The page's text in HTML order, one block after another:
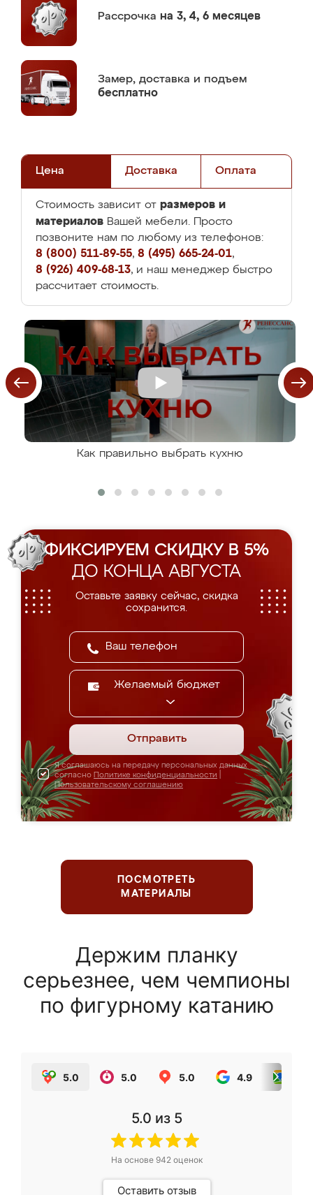
Рассрочка на 3, 4, 6 месяцев
Замер, доставка и подъем
бесплатно
Цена Доставка Оплата
Стоимость зависит от размеров и
материалов Вашей мебели. Просто
позвоните нам по любому из телефонов:
8 (800) 511-89-55, 8 (495) 665-24-01,
8 (926) 409-68-13, и наш менеджер быстро
рассчитает стоимость.
Как правильно выбрать кухню
ФИКСИРУЕМ СКИДКУ В 5%
ДО КОНЦА АВГУСТА
Оставьте заявку сейчас, скидка
сохранится.
Желаемый бюджет
Отправить
Я соглашаюсь на передачу персональных данных
согласно Политике конфиденциальности
Пользовательскому соглашению
ПОСМОТРЕТЬ
МАТЕРИАЛЫ
Держим планку
серьезнее, чем чемпионы
по фигурному катанию
5.0 5.0 5.0 4.9
5.0 из 5
На основе 942оценок
Оставить отзыв